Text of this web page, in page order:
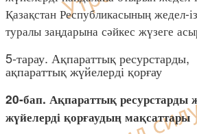
Қазақстан Республикасының жедел-
туралы заңдарына сәйкес жүзеге
5-тарау. Ақпараттық ресурстарды,
ақпараттық жүйелерді қорғау
20-бап. Ақпараттық ресурстарды
жүйелерді қорғаудың мақсаттары